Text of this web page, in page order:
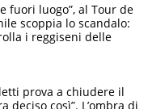
fuori luogo”, al Tour de
scoppia lo scandalo:
i reggiseni delle
prova a chiudere il
deciso così”. L’ombra di